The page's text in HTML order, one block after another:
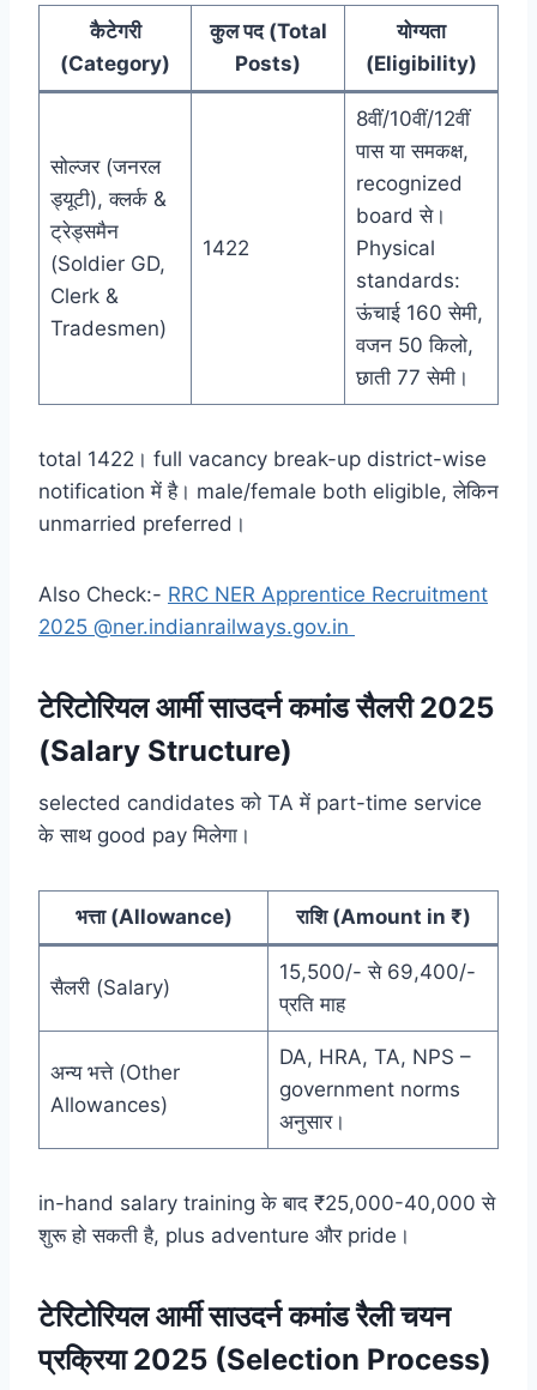
कैटेगरी
(Category)
कुल पद (Total
Posts)
योग्यता
(Eligibility)
सोल्जर (जनरल
ड्यूटी), क्लर्क &
ट्रेड्समैन
(Soldier GD,
Clerk &
Tradesmen)
1422
8वीं/10वीं/12वीं
पास या समकक्ष,
recognized
board से।
Physical
standards:
ऊंचाई 160 सेमी,
वजन 50 किलो,
छाती 77 सेमी।
total 1422। full vacancy break-up district-wise
notification में है। male/female both eligible, लेकिन
unmarried preferred।
Also Check:- RRC NER Apprentice Recruitment
2025 @ner.indianrailways.gov.in
टेरिटोरियल आर्मी साउदर्न कमांड सैलरी 2025
(Salary Structure)
selected candidates को TA में part-time service
के साथ good pay मिलेगा।
भत्ता (Allowance) राशि (Amount in ₹)
सैलरी (Salary)
15,500/- से 69,400/-
प्रति माह
अन्य भत्ते (Other
Allowances)
DA, HRA, TA, NPS –
government norms
अनुसार।
in-hand salary training के बाद ₹25,000-40,000 से
शुरू हो सकती है, plus adventure और pride।
टेरिटोरियल आर्मी साउदर्न कमांड रैली चयन
प्रक्रिया 2025 (Selection Process)